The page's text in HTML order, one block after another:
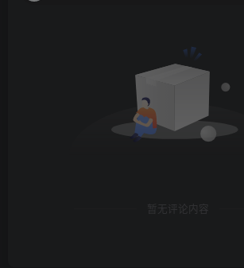
暂无评论内容